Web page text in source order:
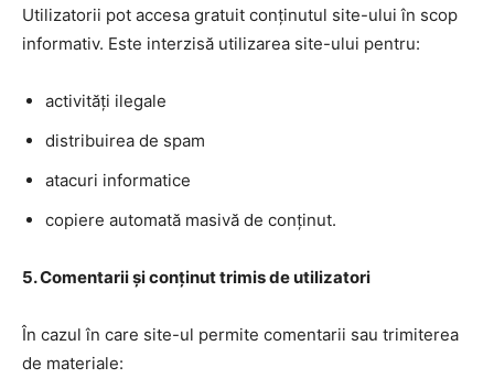
Utilizatorii pot accesa gratuit conținutul site-ului în scop
informativ. Este interzisă utilizarea site-ului pentru:
activități ilegale
distribuirea de spam
atacuri informatice
copiere automată masivă de conținut.
5. Comentarii și conținut trimis de utilizatori
În cazul în care site-ul permite comentarii sau trimiterea
de materiale: